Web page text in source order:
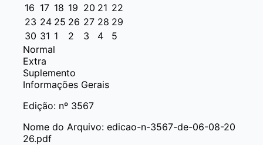
16 17 18 19 20 21 22
23 24 25 26 27 28 29
30 31 1 2 3 4
5
Normal
Extra
Suplemento
Informações Gerais
Edição: nº 3567
Nome do Arquivo: edicao-n-3567-de-06-08-20
26.pdf